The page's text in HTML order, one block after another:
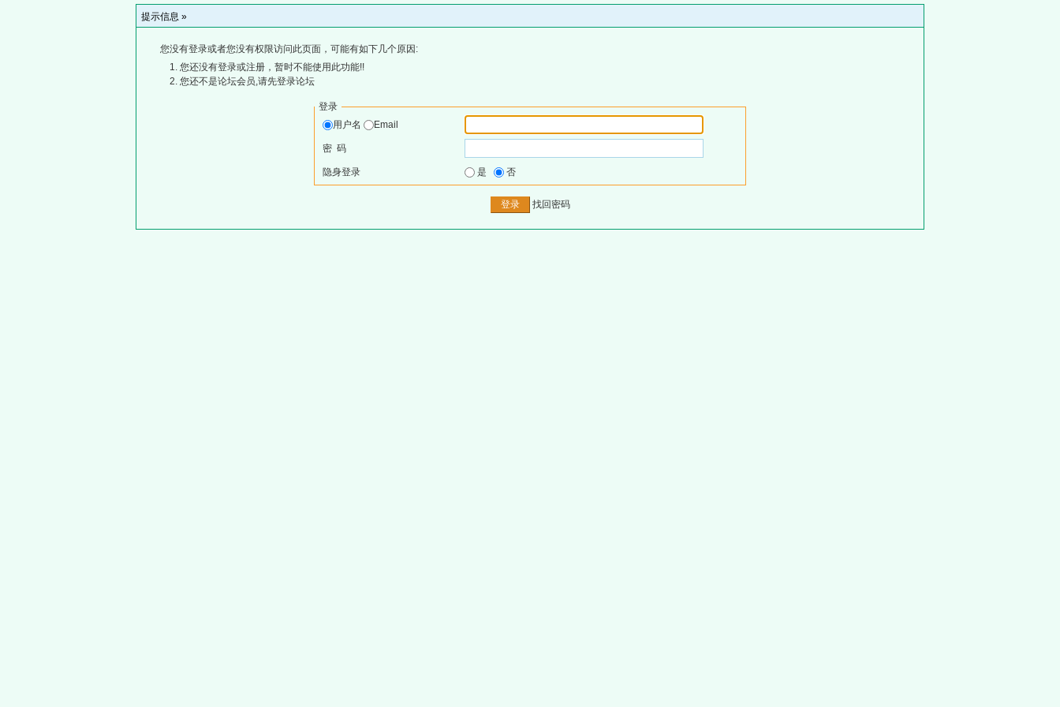
提示信息 »
您没有登录或者您没有权限访问此页面，可能有如下几个原因:
您还没有登录或注册，暂时不能使用此功能!!
您还不是论坛会员,请先登录论坛
登录
用户名
Email
密 码
隐身登录 是 否
找回密码